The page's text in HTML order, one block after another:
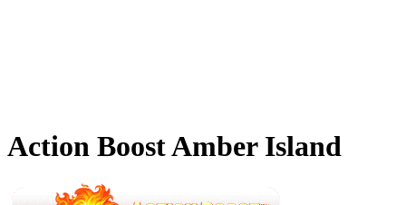
Action Boost Amber Island